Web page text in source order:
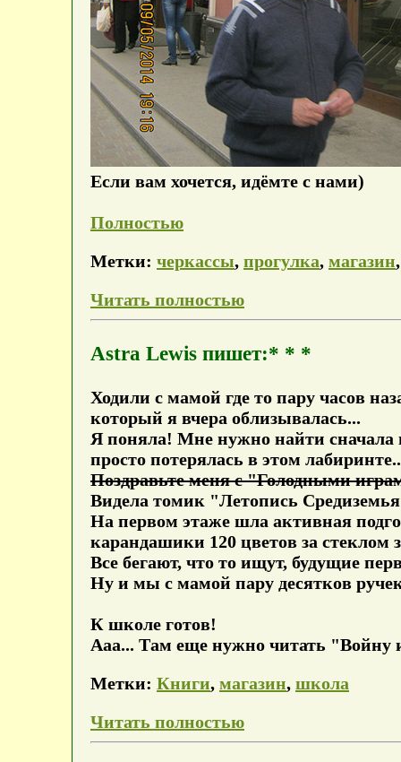
Если вам хочется, идёмте с нами)
Полностью
Метки: черкассы, прогулка, магазин
Читать полностью
Astra Lewis пишет:* * *
Ходили с мамой где то пару часов
который я вчера облизывалась...
Я поняла! Мне нужно найти сначала
просто потерялась в этом
Поздравьте меня с "Голодными
Видела томик "Летопись
На первом этаже шла активная
карандашики 120 цветов за
Все бегают, что то ищут, будущие
Ну и мы с мамой пару десятков
К школе готов!
Ааа... Там еще нужно читать "Войну
Метки: Книги, магазин, школа
Читать полностью